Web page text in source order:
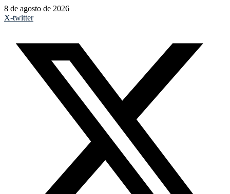
8 de agosto de 2026
X-twitter